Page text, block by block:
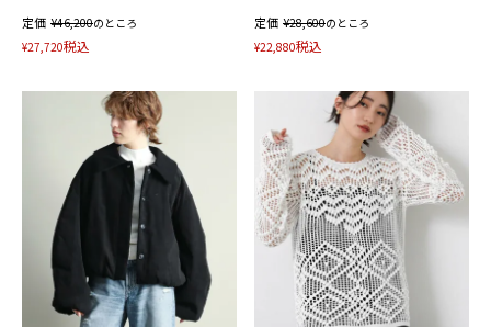
定価 ¥46,200のところ
¥27,720税込
定価 ¥28,600のところ
¥22,880税込